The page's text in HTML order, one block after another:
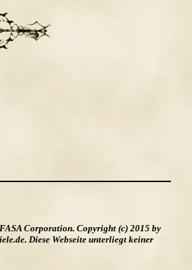
Corporation. Copyright (c) 2015 by
Diese Webseite unterliegt keiner